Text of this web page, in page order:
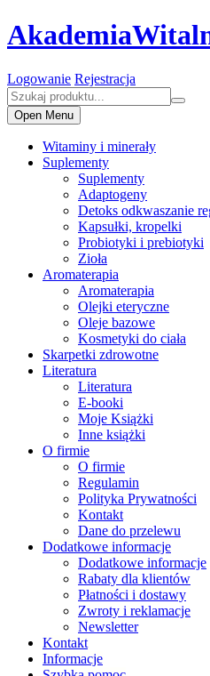
Logowanie Rejestracja
Open Menu
Witaminy i minerały
Suplementy
Suplementy
Adaptogeny
Detoks odkwaszanie
Kapsułki, kropelki
Probiotyki i prebiotyki
Zioła
Aromaterapia
Aromaterapia
Olejki eteryczne
Oleje bazowe
Kosmetyki do ciała
Skarpetki zdrowotne
Literatura
Literatura
E-booki
Moje Książki
Inne książki
O firmie
O firmie
Regulamin
Polityka Prywatności
Kontakt
Dane do przelewu
Dodatkowe informacje
Dodatkowe informacje
Rabaty dla klientów
Płatności i dostawy
Zwroty i reklamacje
Newsletter
Kontakt
Informacje